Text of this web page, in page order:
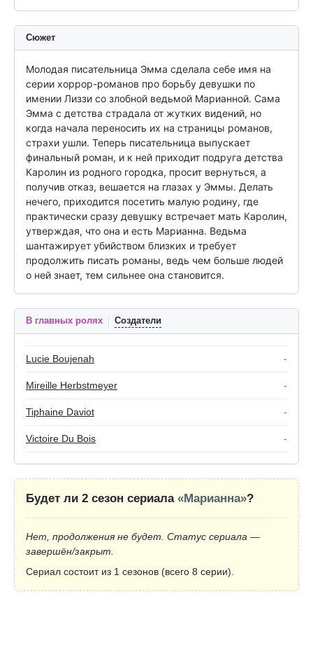
Сюжет
Молодая писательница Эмма сделала себе имя на
серии хоррор-романов про борьбу девушки по
имении Лиззи со злобной ведьмой Марианной. Сама
Эмма с детства страдала от жутких видений, но
когда начала переносить их на страницы романов,
страхи ушли. Теперь писательница выпускает
финальный роман, и к ней приходит подруга детства
Каролин из родного городка, просит вернуться, а
получив отказ, вешается на глазах у Эммы. Делать
нечего, приходится посетить малую родину, где
практически сразу девушку встречает мать Каролин,
утверждая, что она и есть Марианна. Ведьма
шантажирует убийством близких и требует
продолжить писать романы, ведь чем больше людей
о ней знает, тем сильнее она становится.
В главных ролях Создатели
Lucie Boujenah -
Mireille Herbstmeyer -
Tiphaine Daviot -
Victoire Du Bois -
Будет ли 2 сезон сериала «Марианна»?
Нет, продолжения не будет. Статус сериала —
завершён/закрыт.
Сериал состоит из 1 сезонов (всего 8 серии).